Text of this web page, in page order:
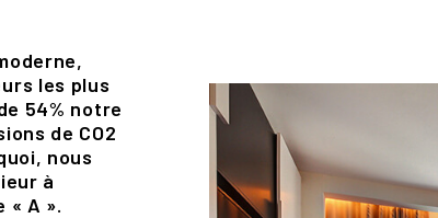
les plus
54% notre
de CO2
nous
à
A ».